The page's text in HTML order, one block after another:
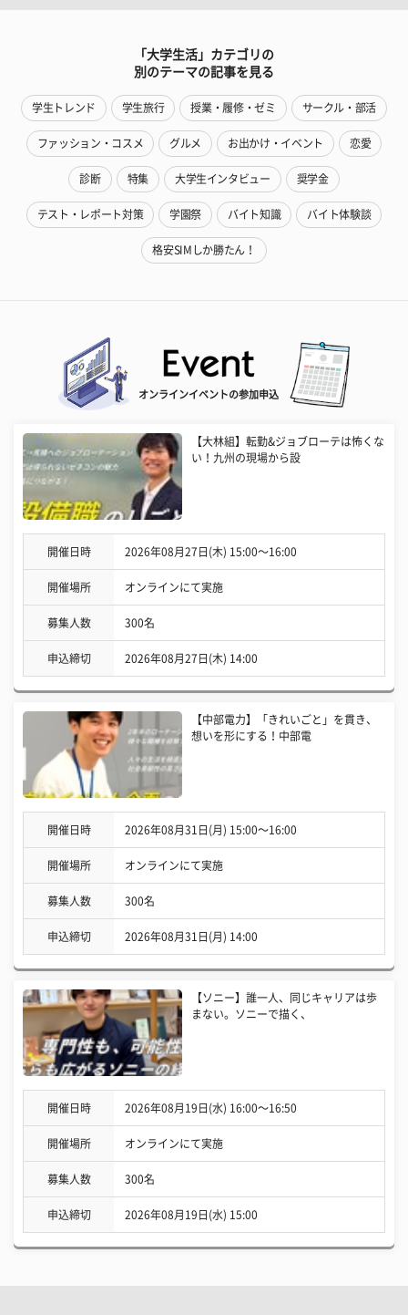
「大学生活」カテゴリの
別のテーマの記事を見る
学生トレンド 学生旅行 授業・履修・ゼミ サークル・部活
ファッション・コスメ グルメ お出かけ・イベント 恋愛
診断 特集 大学生インタビュー 奨学金
テスト・レポート対策 学園祭 バイト知識 バイト体験談
格安SIMしか勝たん！
オンラインイベントの参加申込
【大林組】転勤&ジョブローテは怖くな
い！九州の現場から設
開催日時 2026年08月27日(木) 15:00〜16:00
開催場所 オンラインにて実施
募集人数 300名
申込締切 2026年08月27日(木) 14:00
【中部電力】「きれいごと」を貫き、
想いを形にする！中部電
開催日時 2026年08月31日(月) 15:00〜16:00
開催場所 オンラインにて実施
募集人数 300名
申込締切 2026年08月31日(月) 14:00
【ソニー】誰一人、同じキャリアは歩
まない。ソニーで描く、
開催日時 2026年08月19日(水) 16:00〜16:50
開催場所 オンラインにて実施
募集人数 300名
申込締切 2026年08月19日(水) 15:00